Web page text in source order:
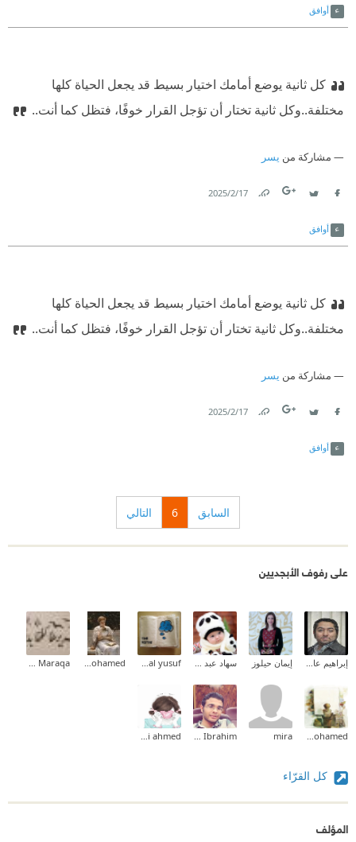
أوافق
كل ثانية يوضع أمامك اختيار بسيط قد يجعل الحياة كلها
مختلفة..‏‫وكل ثانية تختار أن تؤجل القرار خوفًا، فتظل كما أنت..‏
مشاركة من يسر
17‏/2‏/2025
أوافق
كل ثانية يوضع أمامك اختيار بسيط قد يجعل الحياة كلها
مختلفة..‏‫وكل ثانية تختار أن تؤجل القرار خوفًا، فتظل كما أنت..‏
مشاركة من يسر
17‏/2‏/2025
أوافق
السابق 6 التالي
على رفوف الأبجديين
إبراهيم عادل إيمان حيلوز سهاد عبد العزيز علي ebthal yusuf
Aliaa Mohamed
Zeina M.I Maraqa
soad mohamed
mira
Islam Ibrahim
mai ahmed
كل القرّاء
المؤلف